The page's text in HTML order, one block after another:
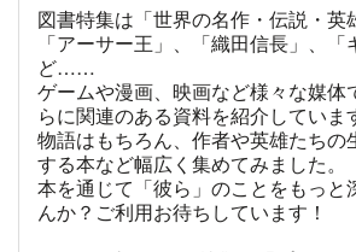
図書特集は「世界の名作・伝説・英
「アーサー王」、「織田信長」、
ど……
ゲームや漫画、映画など様々な媒体
らに関連のある資料を紹介していま
物語はもちろん、作者や英雄たちの
する本など幅広く集めてみました。
本を通じて「彼ら」のことをもっと
んか？ご利用お待ちしています！